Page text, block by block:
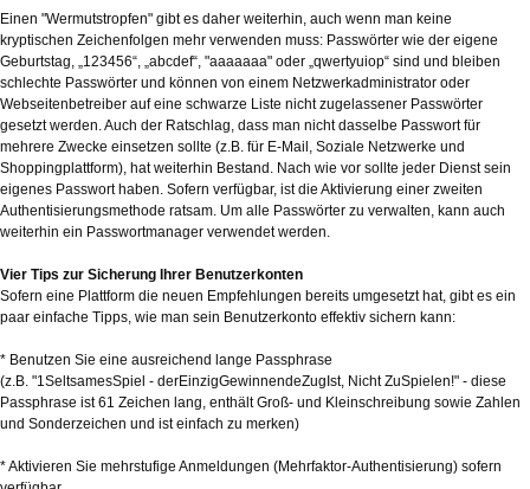
Einen "Wermutstropfen" gibt es daher weiterhin, auch wenn man keine
kryptischen Zeichenfolgen mehr verwenden muss: Passwörter wie der eigene
Geburtstag, „123456“, „abcdef“, "aaaaaaa" oder „qwertyuiop“ sind und bleiben
schlechte Passwörter und können von einem Netzwerkadministrator oder
Webseitenbetreiber auf eine schwarze Liste nicht zugelassener Passwörter
gesetzt werden. Auch der Ratschlag, dass man nicht dasselbe Passwort für
mehrere Zwecke einsetzen sollte (z.B. für E-Mail, Soziale Netzwerke und
Shoppingplattform), hat weiterhin Bestand. Nach wie vor sollte jeder Dienst sein
eigenes Passwort haben. Sofern verfügbar, ist die Aktivierung einer zweiten
Authentisierungsmethode ratsam. Um alle Passwörter zu verwalten, kann auch
weiterhin ein Passwortmanager verwendet werden.
Vier Tips zur Sicherung Ihrer Benutzerkonten
Sofern eine Plattform die neuen Empfehlungen bereits umgesetzt hat, gibt es ein
paar einfache Tipps, wie man sein Benutzerkonto effektiv sichern kann:
* Benutzen Sie eine ausreichend lange Passphrase
(z.B. "1SeltsamesSpiel - derEinzigGewinnendeZugIst, Nicht ZuSpielen!" - diese
Passphrase ist 61 Zeichen lang, enthält Groß- und Kleinschreibung sowie Zahlen
und Sonderzeichen und ist einfach zu merken)
* Aktivieren Sie mehrstufige Anmeldungen (Mehrfaktor-Authentisierung) sofern